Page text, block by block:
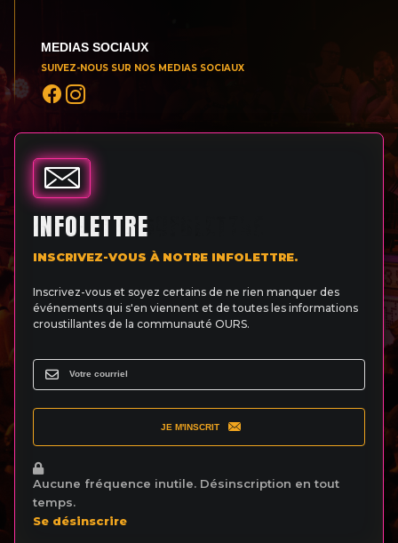
MEDIAS SOCIAUX
SUIVEZ-NOUS SUR NOS MEDIAS SOCIAUX
INFOLETTRE
INSCRIVEZ-VOUS À NOTRE INFOLETTRE.
Inscrivez-vous et soyez certains de ne rien manquer des
événements qui s'en viennent et de toutes les informations
croustillantes de la communauté OURS.
JE M'INSCRIT
Aucune fréquence inutile. Désinscription en tout
temps.
Se désinscrire